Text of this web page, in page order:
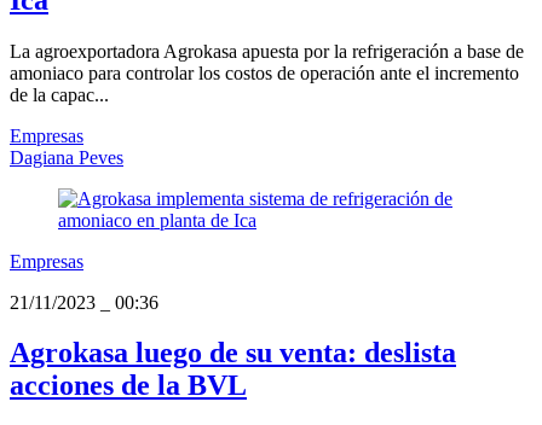
La agroexportadora Agrokasa apuesta por la refrigeración a base de
amoniaco para controlar los costos de operación ante el incremento
de la capac...
Empresas
Dagiana Peves
Empresas
21/11/2023
00:36
Agrokasa luego de su venta: deslista
acciones de la BVL